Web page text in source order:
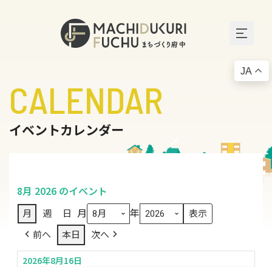
CALENDAR
イベントカレンダー
8月 2026 のイベント
月 週 日 月 年
前へ 本日 次へ
2026年8月16日
JA